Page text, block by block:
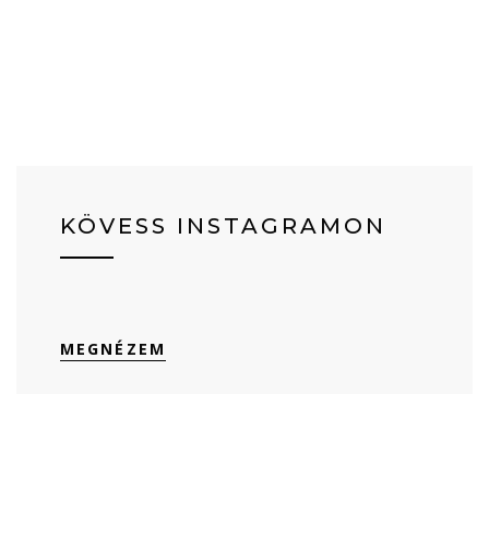
KÖVESS INSTAGRAMON
MEGNÉZEM